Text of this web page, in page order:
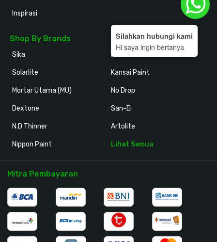
Inspirasi
Shop By Brands
Sika
Solarlite
Mortar Utama (MU)
Dextone
N.D Thinner
Nippon Paint
Holodeck
Kansai Paint
No Drop
San-Ei
Artolite
Lihat Semua
Mitra Pembayaran
Silahkan hubungi kami
Hi saya ingin bertanya